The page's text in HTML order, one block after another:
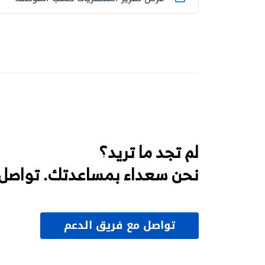
لم تجد ما تريد؟
نحن سعداء بمساعدتك.
تواصل مع فريق الدعم